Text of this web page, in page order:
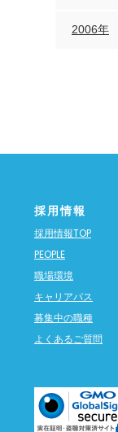
2006年
採用情報
採用情報TOP
PEOPLE
職場環境
キャリアパス
募集中の職種
よくあるご質問